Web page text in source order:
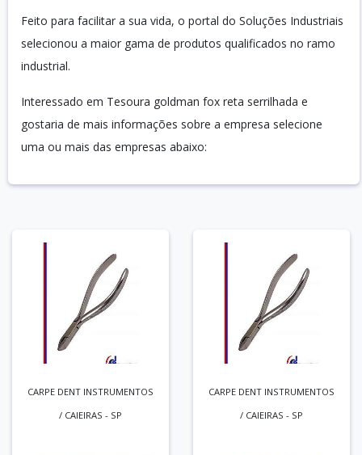
Feito para facilitar a sua vida, o portal do Soluções Industriais
selecionou a maior gama de produtos qualificados no ramo
industrial.
Interessado em Tesoura goldman fox reta serrilhada e
gostaria de mais informações sobre a empresa selecione
uma ou mais das empresas abaixo:
CARPE DENT INSTRUMENTOS
/ CAIEIRAS - SP
CARPE DENT INSTRUMENTOS
/ CAIEIRAS - SP